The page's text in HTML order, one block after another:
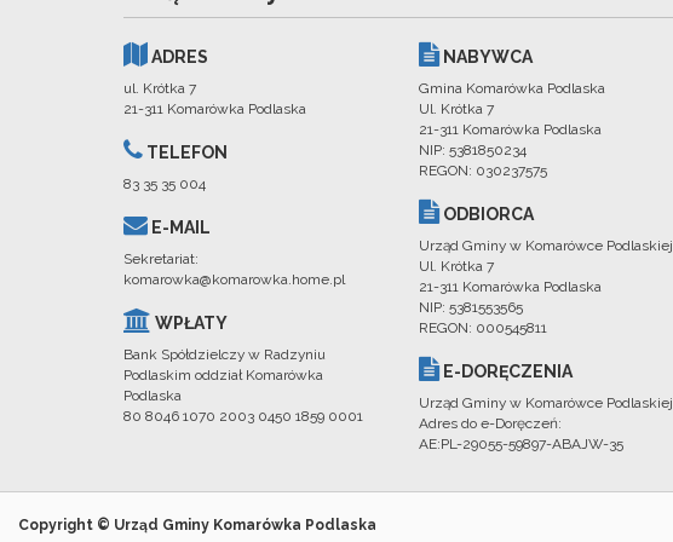
ADRES
ul. Krótka 7
21-311 Komarówka Podlaska
TELEFON
83 35 35 004
E-MAIL
Sekretariat:
komarowka@komarowka.home.pl
WPŁATY
Bank Spółdzielczy w Radzyniu
Podlaskim oddział Komarówka
Podlaska
80 8046 1070 2003 0450 1859 0001
NABYWCA
Gmina Komarówka Podlaska
Ul. Krótka 7
21-311 Komarówka Podlaska
NIP: 5381850234
REGON: 030237575
ODBIORCA
Urząd Gminy w Komarówce Podlaskiej
Ul. Krótka 7
21-311 Komarówka Podlaska
NIP: 5381553565
REGON: 000545811
E-DORĘCZENIA
Urząd Gminy w Komarówce Podlaskiej
Adres do e-Doręczeń:
AE:PL-29055-59897-ABAJW-35
Copyright © Urząd Gminy Komarówka Podlaska